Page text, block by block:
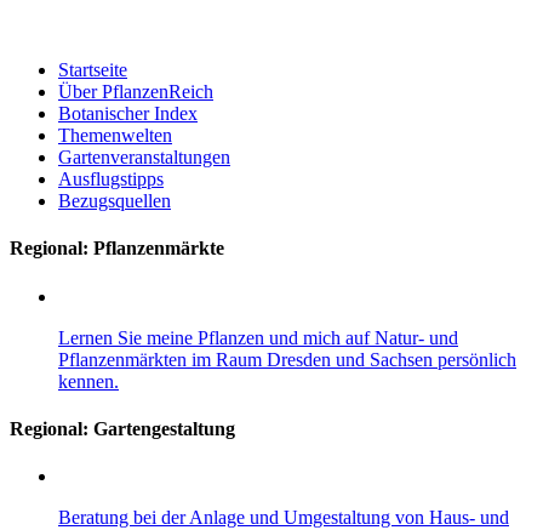
Startseite
Über PflanzenReich
Botanischer Index
Themenwelten
Gartenveranstaltungen
Ausflugstipps
Bezugsquellen
Regional: Pflanzenmärkte
Lernen Sie meine Pflanzen und mich auf Natur- und
Pflanzenmärkten im Raum Dresden und Sachsen persönlich
kennen.
Regional: Gartengestaltung
Beratung bei der Anlage und Umgestaltung von Haus- und